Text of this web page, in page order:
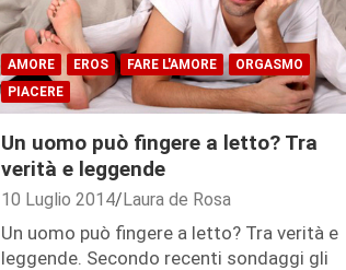
AMORE EROS FARE L'AMORE
ORGASMO
PIACERE
Un uomo può fingere a letto? Tra
verità e leggende
10 Luglio 2014 Laura de Rosa
Un uomo può fingere a letto? Tra verità e
leggende. Secondo recenti sondaggi gli